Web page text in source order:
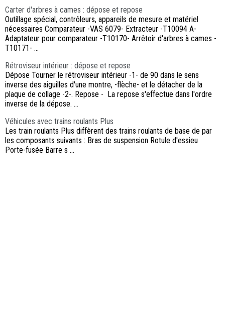
Carter d'arbres à cames : dépose et repose
Outillage spécial, contrôleurs, appareils de mesure et matériel
nécessaires Comparateur -VAS 6079- Extracteur -T10094 A-
Adaptateur pour comparateur -T10170- Arrêtoir d'arbres à cames -
T10171- ...
Rétroviseur intérieur : dépose et repose
Dépose Tourner le rétroviseur intérieur -1- de 90 dans le sens
inverse des aiguilles d'une montre, -flèche- et le détacher de la
plaque de collage -2-. Repose - La repose s'effectue dans l'ordre
inverse de la dépose. ...
Véhicules avec trains roulants Plus
Les train roulants Plus diffèrent des trains roulants de base de par
les composants suivants : Bras de suspension Rotule d'essieu
Porte-fusée Barre s ...